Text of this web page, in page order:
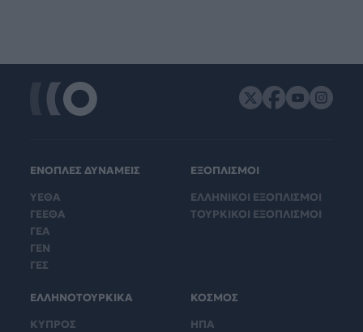
ΕΝΟΠΛΕΣ ΔΥΝΑΜΕΙΣ
ΥΕΘΑ
ΓΕΕΘΑ
ΓΕΑ
ΓΕΝ
ΓΕΣ
ΕΞΟΠΛΙΣΜΟΙ
ΕΛΛΗΝΙΚΟΙ ΕΞΟΠΛΙΣΜΟΙ
ΤΟΥΡΚΙΚΟΙ ΕΞΟΠΛΙΣΜΟΙ
ΕΛΛΗΝΟΤΟΥΡΚΙΚΑ
ΚΥΠΡΟΣ
ΚΟΣΜΟΣ
ΗΠΑ